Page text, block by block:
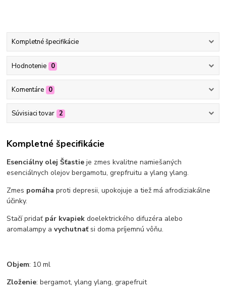
Kompletné špecifikácie
Hodnotenie 0
Komentáre 0
Súvisiaci tovar 2
Kompletné špecifikácie
Esenciálny olej Šťastieje zmes kvalitne namiešaných
esenciálnych olejov bergamotu, grepfruitu a ylang ylang.
Zmes pomáhaproti depresii, upokojuje a tiež má afrodiziakálne
účinky.
Stačí pridať pár kvapiekdoelektrického difuzéra alebo
aromalampy avychutnaťsi doma príjemnú vôňu.
Objem: 10 ml
Zloženie: bergamot, ylang ylang, grapefruit